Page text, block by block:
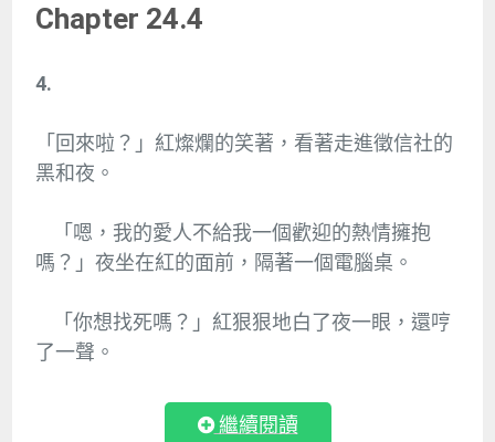
Chapter 24.4
4.
「回來啦？」紅燦爛的笑著，看著走進徵信社的
黑和夜。
「嗯，我的愛人不給我一個歡迎的熱情擁抱
嗎？」夜坐在紅的面前，隔著一個電腦桌。
「你想找死嗎？」紅狠狠地白了夜一眼，還哼
了一聲。
繼續閱讀